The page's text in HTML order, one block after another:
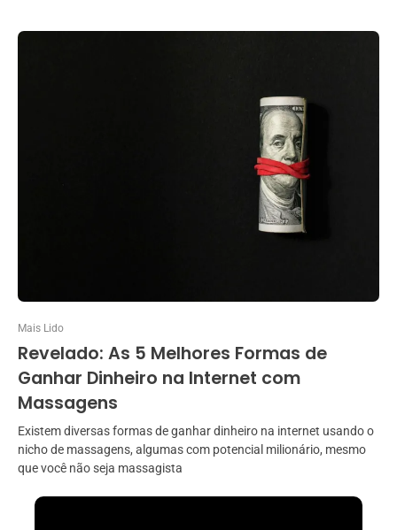
Mais Lido
Revelado: As 5 Melhores Formas de
Ganhar Dinheiro na Internet com
Massagens
Existem diversas formas de ganhar dinheiro na internet usando o
nicho de massagens, algumas com potencial milionário, mesmo
que você não seja massagista